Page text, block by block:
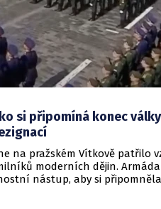
si připomíná konec
na pražském Vítkově patřilo
moderních dějin. Armáda
nástup, aby si